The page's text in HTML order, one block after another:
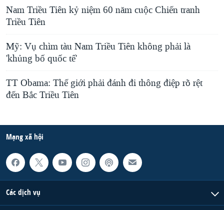
Nam Triều Tiên kỷ niệm 60 năm cuộc Chiến tranh
Triều Tiên
Mỹ: Vụ chìm tàu Nam Triều Tiên không phải là
'khủng bố quốc tế'
TT Obama: Thế giới phải đánh đi thông điệp rõ rệt
đến Bắc Triều Tiên
Mạng xã hội
Các dịch vụ